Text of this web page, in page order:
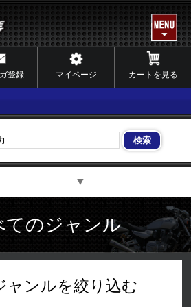
登録 マイページ カートを見る
▼
てのジャンル
ャンルを絞り込む